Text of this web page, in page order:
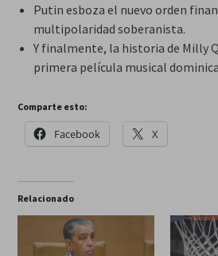
Putin esboza el nuevo orden
multipolaridad soberanista.
Y finalmente, la historia de Milly
primera película musical
Comparte esto:
Facebook X
Relacionado